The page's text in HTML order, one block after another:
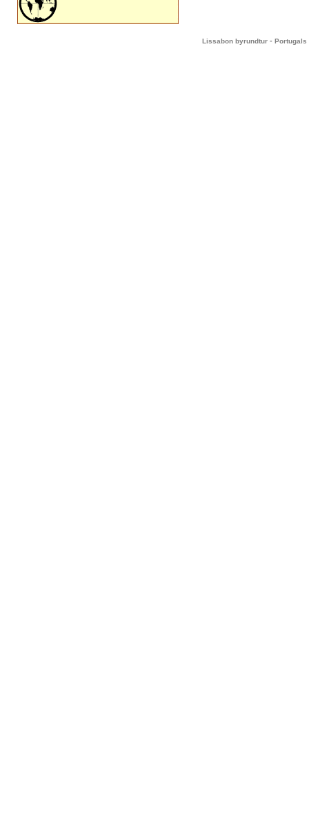
Lissabon byrundtur - Portugals